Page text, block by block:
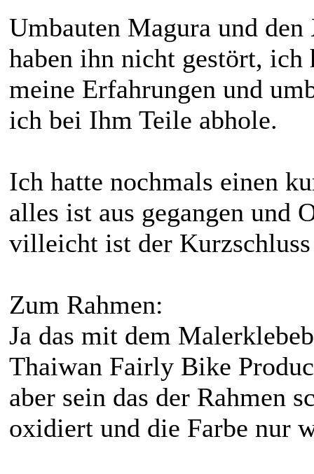
Umbauten Magura und
haben ihn nicht gestört, ich
meine Erfahrungen und
ich bei Ihm Teile abhole.
Ich hatte nochmals einen
alles ist aus gegangen und
villeicht ist der
Zum Rahmen:
Ja das mit dem
Thaiwan Fairly Bike
aber sein das der Rahmen
oxidiert und die Farbe nur